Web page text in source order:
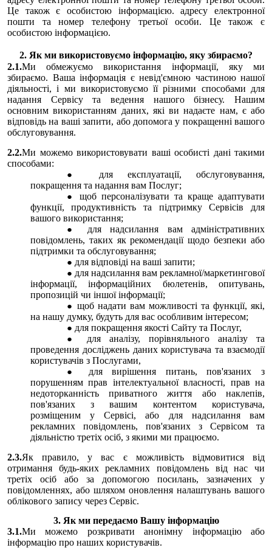
Це також є особистою інформацією. адресу електронної
пошти та номер телефону третьої особи. Це також є
особистою інформацією.
2. Як ми використовуємо інформацію, яку збираємо?
2.1.Ми обмежуємо використання інформації, яку ми
збираємо. Ваша інформація є невід'ємною частиною нашої
діяльності, і ми використовуємо її різними способами для
надання Сервісу та ведення нашого бізнесу. Нашим
основним використанням даних, які ви надаєте нам, є або
відповідь на ваші запити, або допомога у покращенні вашого
обслуговування.
2.2.Ми можемо використовувати ваші особисті дані такими
способами:
для експлуатації, обслуговування,
покращення та надання вам Послуг;
щоб персоналізувати та краще адаптувати
функції, продуктивність та підтримку Сервісів для
вашого використання;
для надсилання вам адміністративних
повідомлень, таких як рекомендації щодо безпеки або
підтримки та обслуговування;
для відповіді на ваші запити;
для надсилання вам рекламної/маркетингової
інформації, інформаційних бюлетенів, опитувань,
пропозицій чи іншої інформації;
щоб надати вам можливості та функції, які,
на нашу думку, будуть для вас особливим інтересом;
для покращення якості Сайту та Послуг,
для аналізу, порівняльного аналізу та
проведення досліджень даних користувача та взаємодії
користувачів з Послугами,
для вирішення питань, пов'язаних з
порушенням прав інтелектуальної власності, прав на
недоторканність приватного життя або наклепів,
пов'язаних з вашим контентом користувача,
розміщеним у Сервісі, або для надсилання вам
рекламних повідомлень, пов'язаних з Сервісом та
діяльністю третіх осіб, з якими ми працюємо.
2.3.Як правило, у вас є можливість відмовитися від
отримання будь-яких рекламних повідомлень від нас чи
третіх осіб або за допомогою посилань, зазначених у
повідомленнях, або шляхом оновлення налаштувань вашого
облікового запису через Сервіс.
3. Як ми передаємо Вашу інформацію
3.1.Ми можемо розкривати анонімну інформацію або
інформацію про наших користувачів.